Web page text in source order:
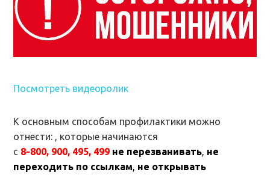
Посмотреть видеоролик
К основным способам профилактики можно
отнести: , которые начинаются
с 8-800, 900, 495, 499 не перезванивать, не
переходить по ссылкам, не открывать